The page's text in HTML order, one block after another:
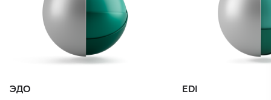
ЭДО EDI